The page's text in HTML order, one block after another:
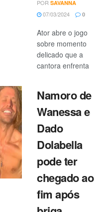
POR SAVANNA
07/03/2024 0
Ator abre o jogo
sobre momento
delicado que a
cantora enfrenta
Namoro de
Wanessa e
Dado
Dolabella
pode ter
chegado ao
fim após